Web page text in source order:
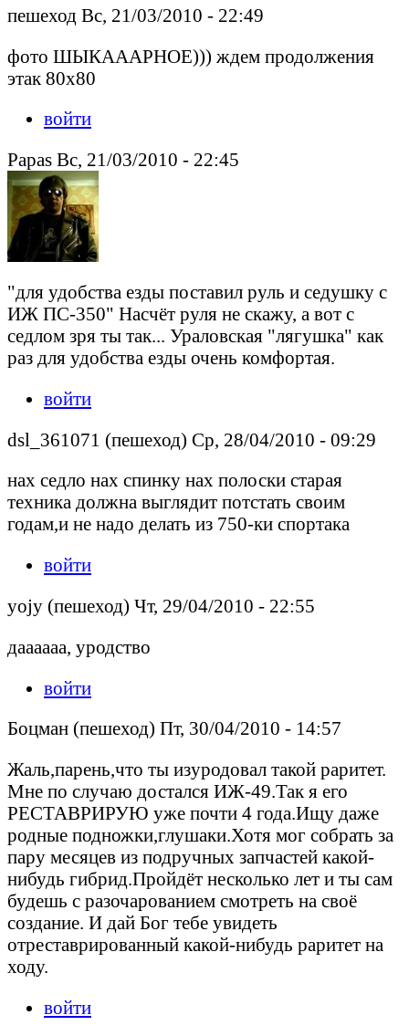
пешеход Вс, 21/03/2010 - 22:49
фото ШЫКАААРНОЕ))) ждем продолжения
этак 80х80
войти
Papas Вс, 21/03/2010 - 22:45
"для удобства езды поставил руль и седушку с
ИЖ ПС-350" Насчёт руля не скажу, а вот с
седлом зря ты так... Ураловская "лягушка" как
раз для удобства езды очень комфортая.
войти
dsl_361071 (пешеход) Ср, 28/04/2010 - 09:29
нах седло нах спинку нах полоски старая
техника должна выглядит потстать своим
годам,и не надо делать из 750-ки спортака
войти
yojy (пешеход) Чт, 29/04/2010 - 22:55
даааааа, уродство
войти
Боцман (пешеход) Пт, 30/04/2010 - 14:57
Жаль,парень,что ты изуродовал такой раритет.
Мне по случаю достался ИЖ-49.Так я его
РЕСТАВРИРУЮ уже почти 4 года.Ищу даже
родные подножки,глушаки.Хотя мог собрать за
пару месяцев из подручных запчастей какой-
нибудь гибрид.Пройдёт несколько лет и ты сам
будешь с разочарованием смотреть на своё
создание. И дай Бог тебе увидеть
отреставрированный какой-нибудь раритет на
ходу.
войти